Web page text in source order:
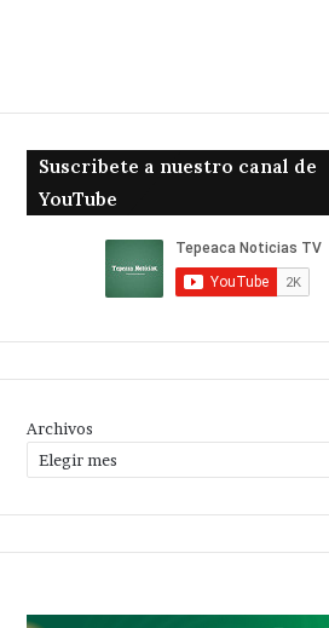
Suscribete a nuestro canal de
YouTube
Archivos